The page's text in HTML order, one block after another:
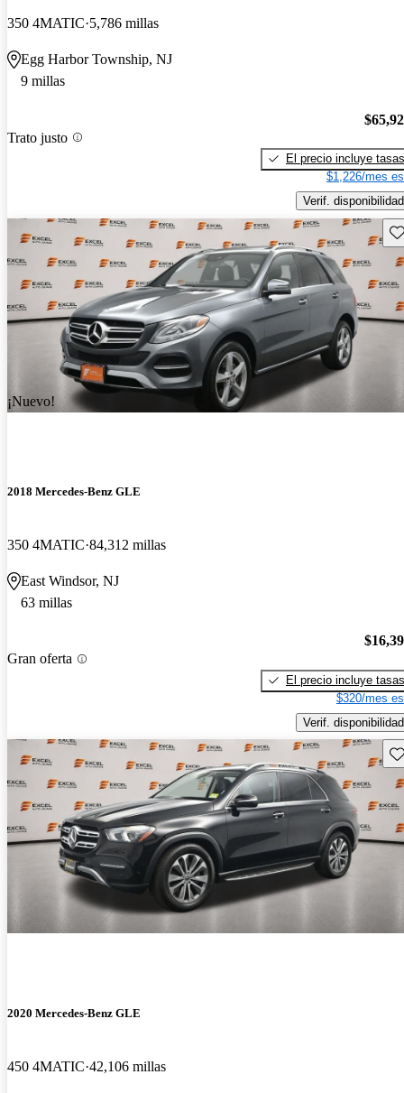
350 4MATIC 5,786 millas
Egg Harbor Township, NJ
9 millas
Trato justo
El precio incluye tasas
$1,226/mes
Verif. disponibilidad
¡Nuevo!
2018 Mercedes-Benz GLE
350 4MATIC 84,312 millas
East Windsor, NJ
63 millas
Gran oferta
El precio incluye tasas
$320/mes
Verif. disponibilidad
2020 Mercedes-Benz GLE
450 4MATIC 42,106 millas